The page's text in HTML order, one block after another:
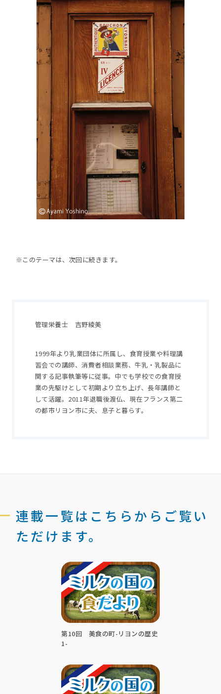
※このテーマは、次回に続きます。
管理栄養士 吉野綾美
1999年より乳業団体に所属し、食育授業や料理講
習会での講師、消費者相談業務、牛乳・乳製品に
関する記事執筆等に従事。中でも学校での食育授
業の先駆けとして初期より立ち上げ、長年講師と
して活躍。2011年退職後渡仏、現在フランス第二
の都市リヨン市に夫、息子と暮らす。
連載一覧はこちらからご覧い
ただけます。
第10回 美食の町-リヨンの歴史
1-